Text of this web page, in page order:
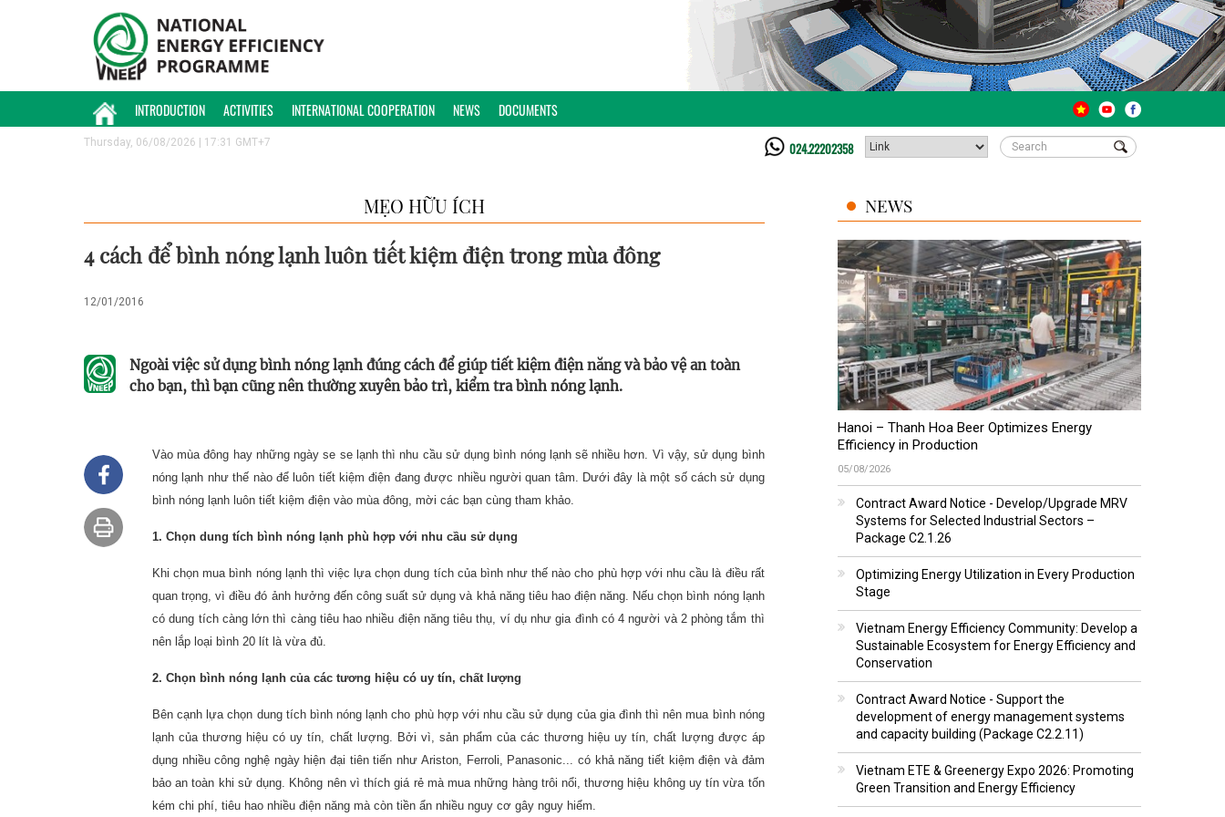
INTRODUCTION ACTIVITIES INTERNATIONAL COOPERATION NEWS DOCUMENTS
Thursday, 06/08/2026 | 17:31 GMT+7 024.22202358
MẸO HỮU ÍCH
4 cách để bình nóng lạnh luôn tiết kiệm điện trong mùa đông
12/01/2016
Ngoài việc sử dụng bình nóng lạnh đúng cách để giúp tiết kiệm điện năng và bảo vệ an toàn
cho bạn, thì bạn cũng nên thường xuyên bảo trì, kiểm tra bình nóng lạnh.
Vào mùa đông hay những ngày se se lạnh thì nhu cầu sử dụng bình nóng lạnh sẽ nhiều hơn. Vì vậy, sử dụng bình
nóng lạnh như thế nào để luôn tiết kiệm điện đang được nhiều người quan tâm. Dưới đây là một số cách sử dụng
bình nóng lạnh luôn tiết kiệm điện vào mùa đông, mời các bạn cùng tham khảo.
1. Chọn dung tích bình nóng lạnh phù hợp với nhu cầu sử dụng
Khi chọn mua bình nóng lạnh thì việc lựa chọn dung tích của bình như thế nào cho phù hợp với nhu cầu là điều rất
quan trọng, vì điều đó ảnh hưởng đến công suất sử dụng và khả năng tiêu hao điện năng. Nếu chọn bình nóng lạnh
có dung tích càng lớn thì càng tiêu hao nhiều điện năng tiêu thụ, ví dụ như gia đình có 4 người và 2 phòng tắm thì
nên lắp loại bình 20 lít là vừa đủ.
2. Chọn bình nóng lạnh của các tương hiệu có uy tín, chất lượng
Bên cạnh lựa chọn dung tích bình nóng lạnh cho phù hợp với nhu cầu sử dụng của gia đình thì nên mua bình nóng
lạnh của thương hiệu có uy tín, chất lượng. Bởi vì, sản phẩm của các thương hiệu uy tín, chất lượng được áp
dụng nhiều công nghệ ngày hiện đại tiên tiến như Ariston, Ferroli, Panasonic... có khả năng tiết kiệm điện và đảm
bảo an toàn khi sử dụng. Không nên vì thích giá rẻ mà mua những hàng trôi nổi, thương hiệu không uy tín vừa tốn
kém chi phí, tiêu hao nhiều điện năng mà còn tiền ẩn nhiều nguy cơ gây nguy hiểm.
NEWS
Hanoi – Thanh Hoa Beer Optimizes Energy
Efficiency in Production
05/08/2026
Contract Award Notice - Develop/Upgrade MRV
Systems for Selected Industrial Sectors –
Package C2.1.26
Optimizing Energy Utilization in Every Production
Stage
Vietnam Energy Efficiency Community: Develop a
Sustainable Ecosystem for Energy Efficiency and
Conservation
Contract Award Notice - Support the
development of energy management systems
and capacity building (Package C2.2.11)
Vietnam ETE & Greenergy Expo 2026: Promoting
Green Transition and Energy Efficiency